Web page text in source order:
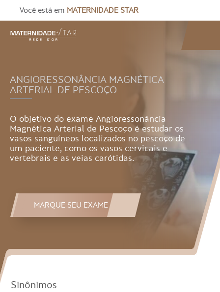
Você está em MATERNIDADE STAR
ANGIORESSONÂNCIA MAGNÉTICA
ARTERIAL DE PESCOÇO
O objetivo do exame Angioressonância
Magnética Arterial de Pescoço é estudar os
vasos sanguíneos localizados no pescoço de
um paciente, como os vasos cervicais e
vertebrais e as veias carótidas.
MARQUE SEU EXAME
Sinônimos